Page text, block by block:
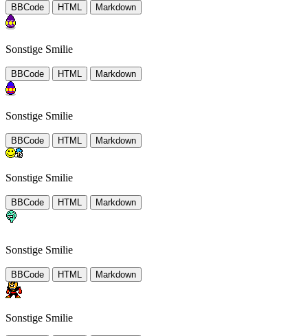
BBCode HTML Markdown
Sonstige Smilie
BBCode HTML Markdown
Sonstige Smilie
BBCode HTML Markdown
Sonstige Smilie
BBCode HTML Markdown
Sonstige Smilie
BBCode HTML Markdown
Sonstige Smilie